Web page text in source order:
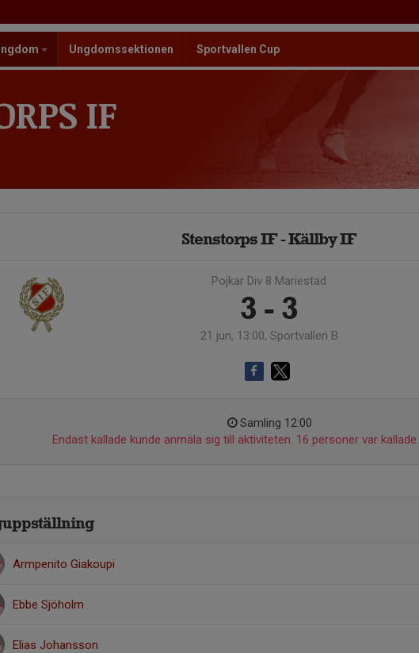
Ungdomssektionen Sportvallen Cup
IF
Stenstorps IF - Källby IF
Pojkar Div 8 Mariestad
3 - 3
21 jun, 13:00, Sportvallen B
Samling 12:00
Endast kallade kunde anmäla sig till aktiviteten. 16 personer var kallade.
Armpenito Giakoupi
Ebbe Sjöholm
Elias Johansson